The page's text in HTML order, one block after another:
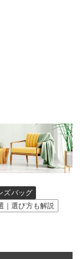
ズバッグ
｜選び方も解説